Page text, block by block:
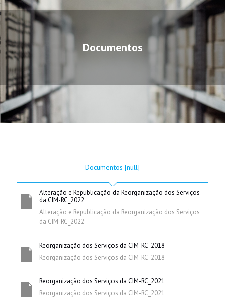
Documentos
Documentos [null]
Alteração e Republicação da Reorganização dos Serviços
da CIM-RC_2022
Alteração e Republicação da Reorganização dos Serviços
da CIM-RC_2022
Reorganização dos Serviços da CIM-RC_2018
Reorganização dos Serviços da CIM-RC_2018
Reorganização dos Serviços da CIM-RC_2021
Reorganização dos Serviços da CIM-RC_2021